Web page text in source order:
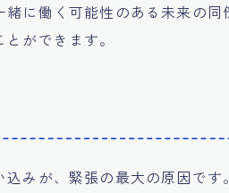
に働く可能性のある未来の同
ができます。
込みが、緊張の最大の原因です